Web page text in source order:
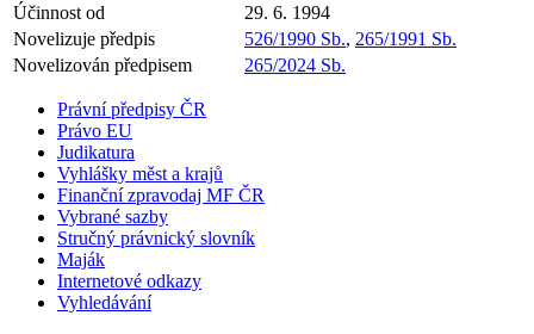
Účinnost od
29. 6. 1994
Novelizuje předpis
526/1990 Sb., 265/1991 Sb.
Novelizován předpisem
265/2024 Sb.
Právní předpisy ČR
Právo EU
Judikatura
Vyhlášky měst a krajů
Finanční zpravodaj MF ČR
Vybrané sazby
Stručný právnický slovník
Maják
Internetové odkazy
Vyhledávání